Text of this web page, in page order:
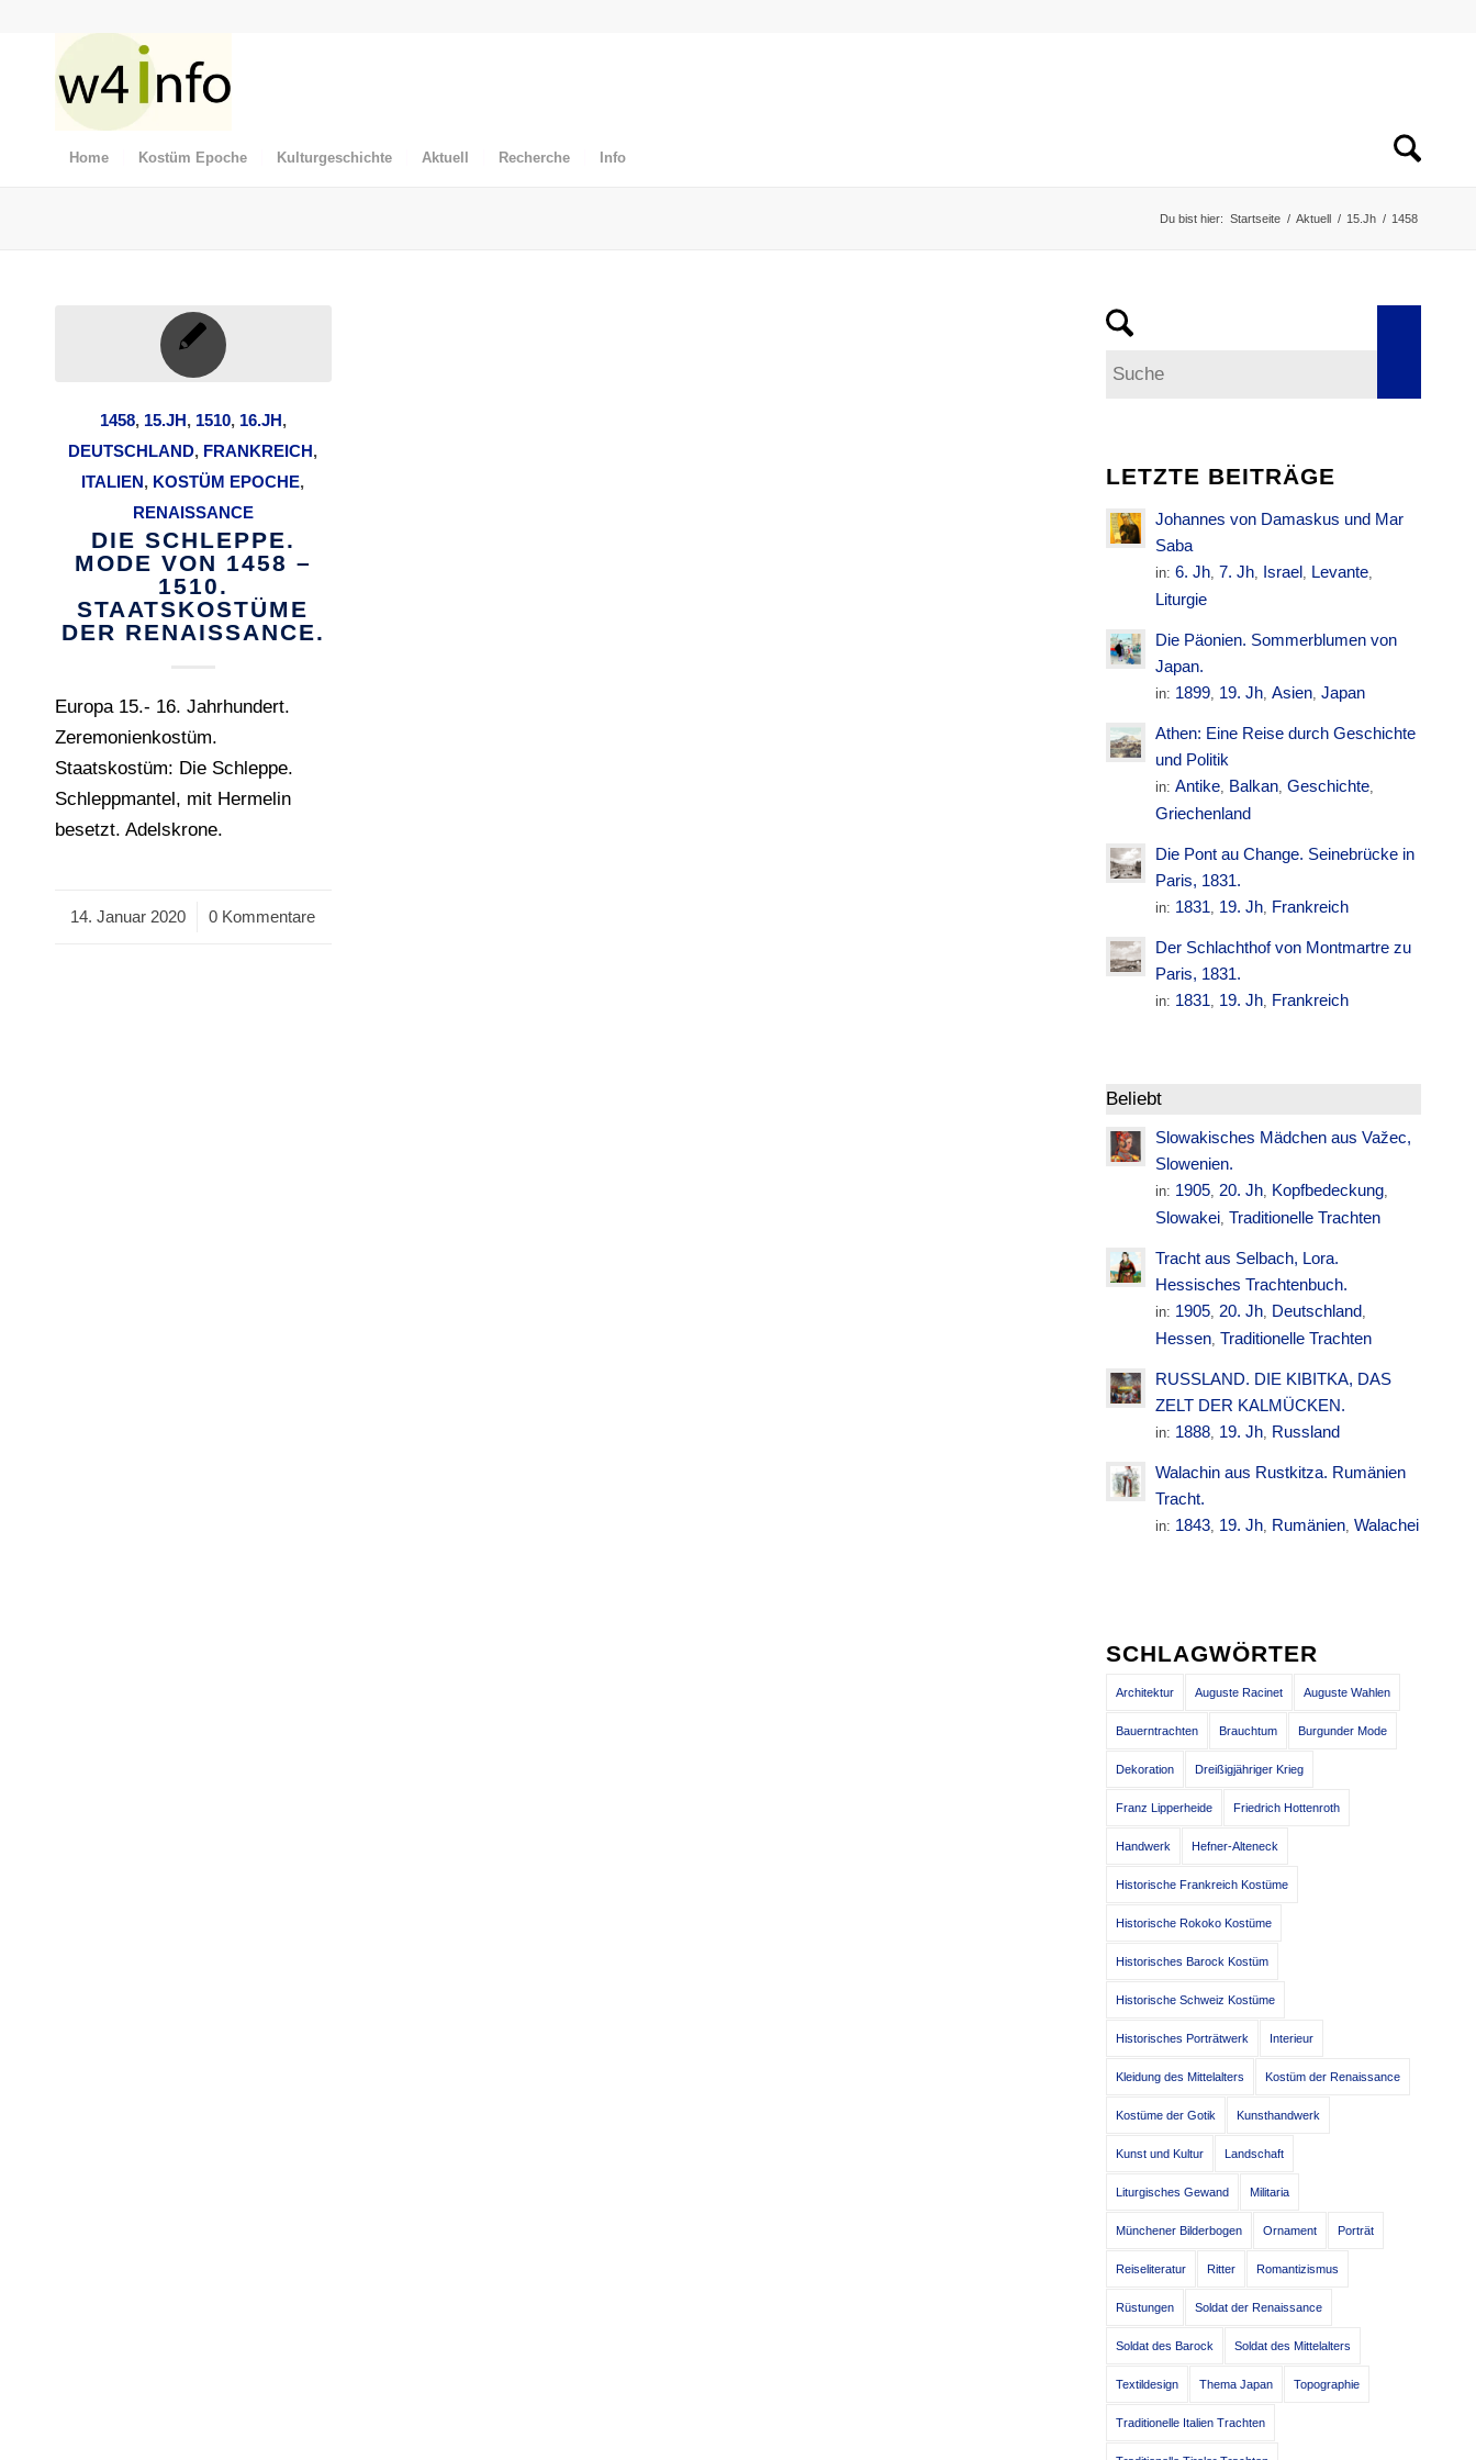
Home Kostüm Epoche Kulturgeschichte Aktuell Recherche Info
Du bist hier: Startseite / Aktuell / 15.Jh / 1458
1458, 15.JH, 1510, 16.JH,
DEUTSCHLAND, FRANKREICH,
ITALIEN, KOSTÜM EPOCHE,
RENAISSANCE
DIE SCHLEPPE.
MODE VON 1458 –
1510.
STAATSKOSTÜME
DER RENAISSANCE.
Europa 15.- 16. Jahrhundert.
Zeremonienkostüm.
Staatskostüm: Die Schleppe.
Schleppmantel, mit Hermelin
besetzt. Adelskrone.
14. Januar 2020
/ 0 Kommentare
LETZTE BEITRÄGE
Johannes von Damaskus und Mar
Saba
in:6. Jh, 7. Jh, Israel, Levante,
Liturgie
Die Päonien. Sommerblumen von
Japan.
in: 1899, 19. Jh,Asien,Japan
Athen: Eine Reise durch Geschichte
und Politik
in:Antike, Balkan,Geschichte,
Griechenland
Die Pont au Change. Seinebrücke in
Paris, 1831.
in: 1831, 19. Jh, Frankreich
Der Schlachthof von Montmartre zu
Paris, 1831.
in: 1831, 19. Jh, Frankreich
Beliebt
Slowakisches Mädchen aus Važec,
Slowenien.
in: 1905,20. Jh, Kopfbedeckung,
Slowakei, Traditionelle Trachten
Tracht aus Selbach, Lora.
Hessisches Trachtenbuch.
in: 1905,20. Jh, Deutschland,
Hessen, Traditionelle Trachten
RUSSLAND. DIE KIBITKA, DAS
ZELT DER KALMÜCKEN.
in: 1888, 19. Jh, Russland
Walachin aus Rustkitza. Rumänien
Tracht.
in: 1843, 19. Jh, Rumänien,Walachei
SCHLAGWÖRTER
Architektur Auguste Racinet Auguste Wahlen
Bauerntrachten Brauchtum Burgunder Mode
Dekoration Dreißigjähriger Krieg
Franz Lipperheide Friedrich Hottenroth
Handwerk Hefner-Alteneck
Historische Frankreich Kostüme
Historische Rokoko Kostüme
Historisches Barock Kostüm
Historische Schweiz Kostüme
Historisches Porträtwerk Interieur
Kleidung des Mittelalters Kostüm der Renaissance
Kostüme der Gotik Kunsthandwerk
Kunst und Kultur Landschaft
Liturgisches Gewand Militaria
Münchener Bilderbogen Ornament Porträt
Reiseliteratur Ritter Romantizismus
Rüstungen Soldat der Renaissance
Soldat des Barock Soldat des Mittelalters
Textildesign Thema Japan Topographie
Traditionelle Italien Trachten